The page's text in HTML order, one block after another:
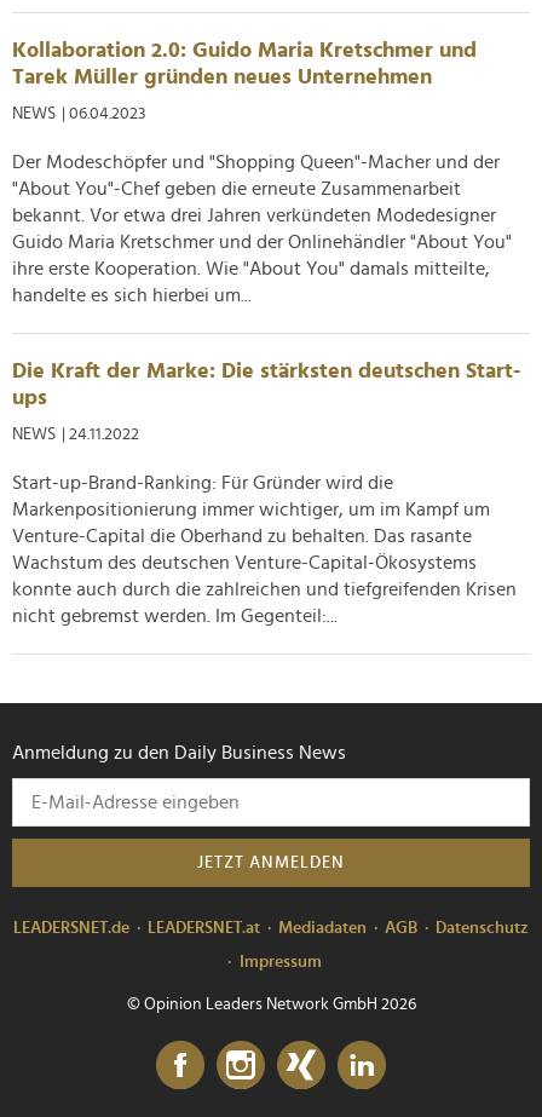
gesammelt haben.
Kollaboration 2.0: Guido Maria Kretschmer und
Tarek Müller gründen neues Unternehmen
NEWS | 06.04.2023
Der Modeschöpfer und "Shopping Queen"-Macher und der
"About You"-Chef geben die erneute Zusammenarbeit
bekannt. Vor etwa drei Jahren verkündeten Modedesigner
Guido Maria Kretschmer und der Onlinehändler "About You"
ihre erste Kooperation. Wie "About You" damals mitteilte,
handelte es sich hierbei um...
Die Kraft der Marke: Die stärksten deutschen Start-
ups
NEWS | 24.11.2022
Start-up-Brand-Ranking: Für Gründer wird die
Markenpositionierung immer wichtiger, um im Kampf um
Venture-Capital die Oberhand zu behalten. Das rasante
Wachstum des deutschen Venture-Capital-Ökosystems
konnte auch durch die zahlreichen und tiefgreifenden Krisen
nicht gebremst werden. Im Gegenteil:...
Anmeldung zu den Daily Business News
JETZT ANMELDEN
LEADERSNET.de LEADERSNET.at Mediadaten AGB
Datenschutz
Impressum
© Opinion Leaders Network GmbH 2026